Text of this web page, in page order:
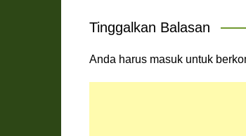
Tinggalkan Balasan
Anda harus masuk untuk